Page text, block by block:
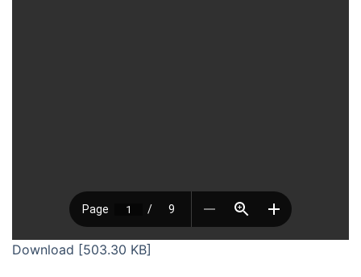
Download [503.30 KB]